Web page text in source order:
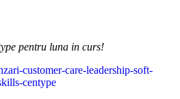
pentru luna in curs!